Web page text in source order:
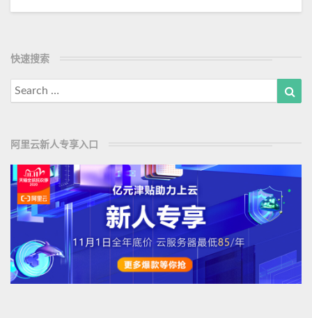
快速搜索
Search
for:
阿里云新人专享入口